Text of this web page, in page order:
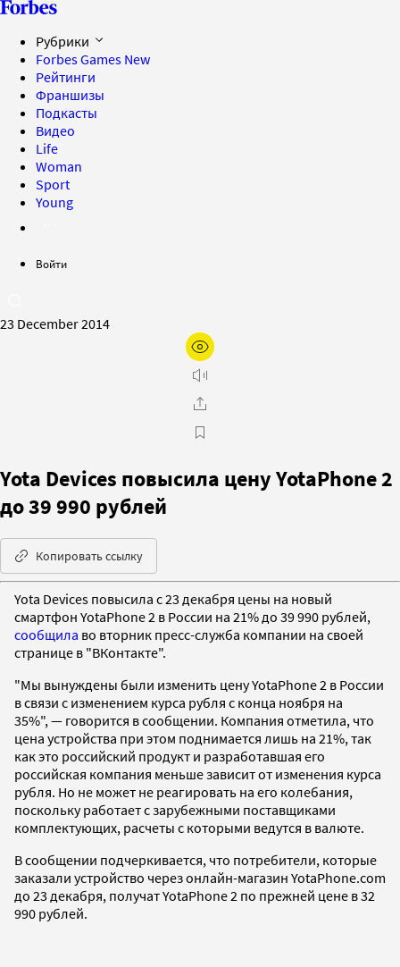
Рубрики
Forbes Games New
Рейтинги
Франшизы
Подкасты
Видео
Life
Woman
Sport
Young
Войти
23 December 2014
Yota Devices повысила цену YotaPhone 2
до 39 990 рублей
Копировать ссылку
Yota Devices повысила с 23 декабря цены на новый
смартфон YotaPhone 2 в России на 21% до 39 990 рублей,
сообщила во вторник пресс-служба компании на своей
странице в "ВКонтакте".
"Мы вынуждены были изменить цену YotaPhone 2 в России
в связи с изменением курса рубля с конца ноября на
35%", — говорится в сообщении. Компания отметила, что
цена устройства при этом поднимается лишь на 21%, так
как это российский продукт и разработавшая его
российская компания меньше зависит от изменения курса
рубля. Но не может не реагировать на его колебания,
поскольку работает с зарубежными поставщиками
комплектующих, расчеты с которыми ведутся в валюте.
В сообщении подчеркивается, что потребители, которые
заказали устройство через онлайн-магазин YotaPhone.com
до 23 декабря, получат YotaPhone 2 по прежней цене в 32
990 рублей.